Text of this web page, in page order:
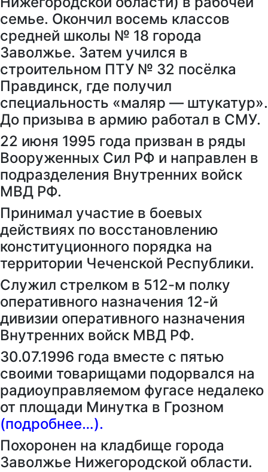
семье. Окончил восемь классов
средней школы № 18 города
Заволжье. Затем учился в
строительном ПТУ № 32 посёлка
Правдинск, где получил
специальность «маляр — штукатур».
До призыва в армию работал в СМУ.
22 июня 1995 года призван в ряды
Вооруженных Сил РФ и направлен в
подразделения Внутренних войск
МВД РФ.
Принимал участие в боевых
действиях по восстановлению
конституционного порядка на
территории Чеченской Республики.
Служил стрелком в 512-м полку
оперативного назначения 12-й
дивизии оперативного назначения
Внутренних войск МВД РФ.
30.07.1996 года вместе с пятью
своими товарищами подорвался на
радиоуправляемом фугасе недалеко
от площади Минутка в Грозном
(подробнее…).
Похоронен на кладбище города
Заволжье Нижегородской области.